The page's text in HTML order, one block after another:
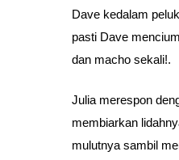
Dave kedalam
pasti Dave
dan macho sekali!.
Julia merespon
membiarkan
mulutnya sambil